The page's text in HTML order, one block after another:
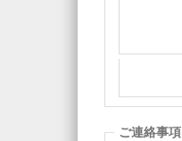
ご連絡事項